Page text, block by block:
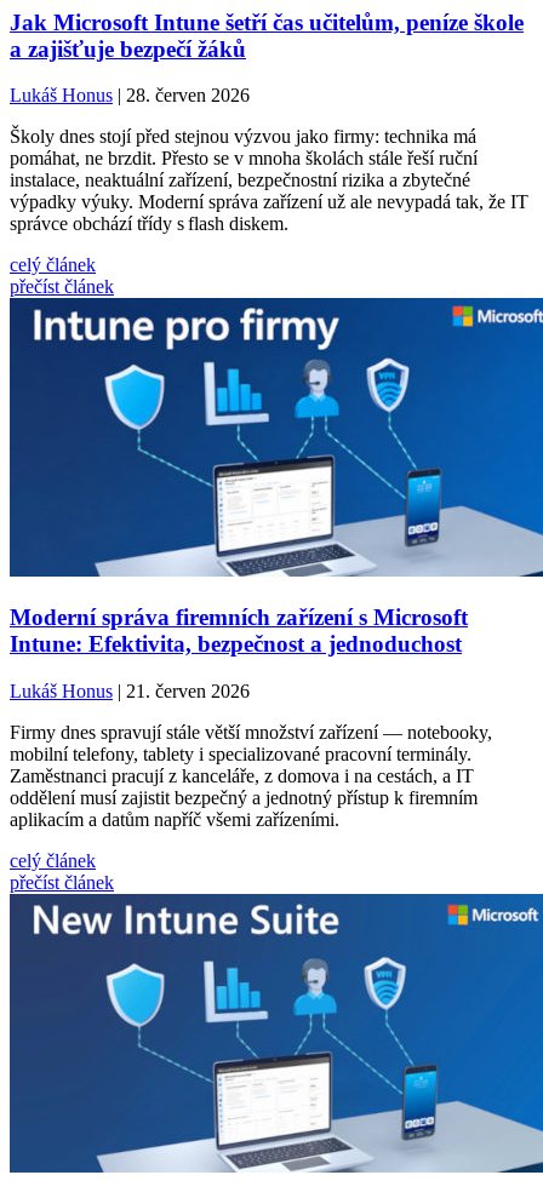
Jak Microsoft Intune šetří čas učitelům, peníze škole
a zajišťuje bezpečí žáků
Lukáš Honus | 28. červen 2026
Školy dnes stojí před stejnou výzvou jako firmy: technika má
pomáhat, ne brzdit. Přesto se v mnoha školách stále řeší ruční
instalace, neaktuální zařízení, bezpečnostní rizika a zbytečné
výpadky výuky. Moderní správa zařízení už ale nevypadá tak, že IT
správce obchází třídy s flash diskem.
celý článek
přečíst článek
Moderní správa firemních zařízení s Microsoft
Intune: Efektivita, bezpečnost a jednoduchost
Lukáš Honus | 21. červen 2026
Firmy dnes spravují stále větší množství zařízení — notebooky,
mobilní telefony, tablety i specializované pracovní terminály.
Zaměstnanci pracují z kanceláře, z domova i na cestách, a IT
oddělení musí zajistit bezpečný a jednotný přístup k firemním
aplikacím a datům napříč všemi zařízeními.
celý článek
přečíst článek